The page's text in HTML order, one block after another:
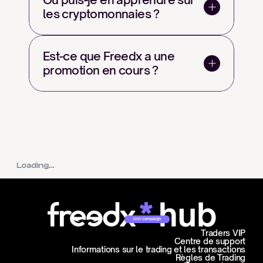
Loading...
les cryptomonnaies ?
Est-ce que Freedx a une
promotion en cours ?
Join campaign
Centre de support
Informations sur le trading et les transactions
Traders VIP
Règles de Trading